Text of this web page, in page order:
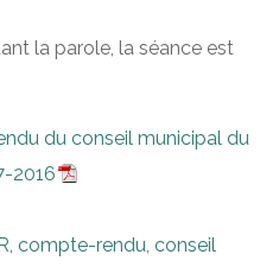
la parole, la séance est
du conseil municipal du
2016
,compte-rendu,conseil